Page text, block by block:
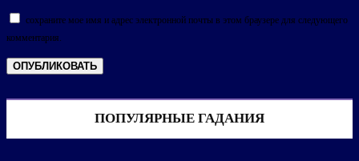
сохраните мое имя и адрес электронной почты в этом браузере для следующего
комментария.
ПОПУЛЯРНЫЕ ГАДАНИЯ